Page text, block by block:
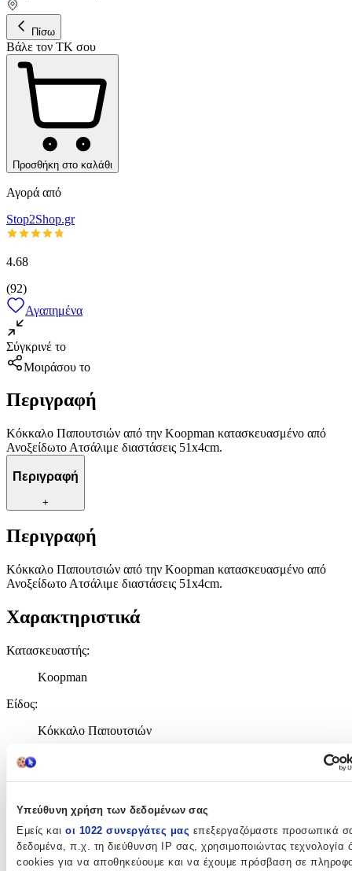
Υπεύθυνη χρήση των δεδομένων σας
Εμείς και οι 1022 συνεργάτες μας επεξεργαζόμαστε προσωπικά
δεδομένα, π.χ. τη διεύθυνση IP σας, χρησιμοποιώντας τεχνολογία
cookies για να αποθηκεύουμε και να έχουμε πρόσβαση σε
Πίσω
Βάλε τον ΤΚ σου
Προσθήκη στο καλάθι
Αγορά από
Stop2Shop.gr
4.68
(92)
Αγαπημένα
Σύγκρινέ το
Μοιράσου το
Περιγραφή
Κόκκαλο Παπουτσιών από την Koopman κατασκευασμένο από
Ανοξείδωτο Ατσάλιμε διαστάσεις 51x4cm.
Περιγραφή
+
Περιγραφή
Κόκκαλο Παπουτσιών από την Koopman κατασκευασμένο από
Ανοξείδωτο Ατσάλιμε διαστάσεις 51x4cm.
Χαρακτηριστικά
Κατασκευαστής:
Koopman
Είδος:
Κόκκαλο Παπουτσιών
Χαρακτηριστικά
Χαρακτηριστικά
Κατασκευαστής: